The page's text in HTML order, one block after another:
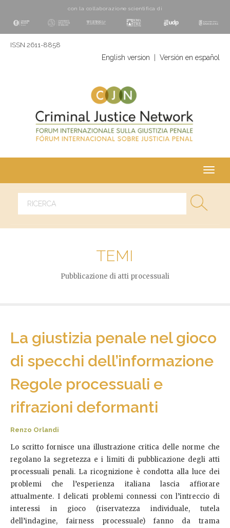
con la collaborazione scientifica di
ISSN 2611-8858
English version Versión en español
TEMI
Pubblicazione di atti processuali
La giustizia penale nel gioco
di specchi dell’informazione
Regole processuali e
rifrazioni deformanti
Renzo Orlandi
Lo scritto fornisce una illustrazione critica delle norme che
regolano la segretezza e i limiti di pubblicazione degli atti
processuali penali. La ricognizione è condotta alla luce dei
problemi che l’esperienza italiana lascia affiorare
attualmente. I delicati problemi connessi con l’intreccio di
interessi in gioco (riservatezza individuale, tutela
dell’indagine, fairness processuale) fanno da trama